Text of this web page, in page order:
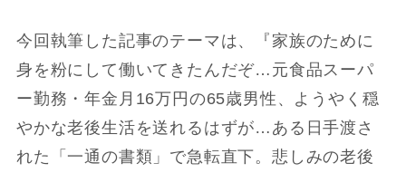
今回執筆した記事のテーマは、『家族のために
身を粉にして働いてきたんだぞ…元食品スーパ
ー勤務・年金月16万円の65歳男性、ようやく穏
やかな老後生活を送れるはずが…ある日手渡さ
れた「一通の書類」で急転直下。悲しみの老後